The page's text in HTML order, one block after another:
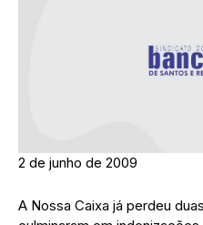
2 de junho de 2009
A Nossa Caixa já perdeu